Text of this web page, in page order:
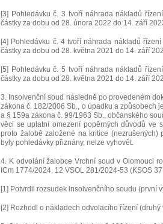
[3] Pohledávku č. 3 tvoří náhrada nákladů
částky za dobu od 28. února 2022 do 14. září
[4] Pohledávku č. 4 tvoří náhrada nákladů
částky za dobu od 28. května 2021 do 14. září
[5] Pohledávku č. 5 tvoří náhrada nákladů
částky za dobu od 28. května 2021 do 14. září
3. Insolvenční soud následně po provedeném
zákona č. 182/2006 Sb., o úpadku a způsobech
a § 159a zákona č. 99/1963 Sb., občanského
věci se uplatní omezení popěrných důvodů ve
proto žalobě založené na kritice (nezrušených)
byly pohledávky přiznány, nelze vyhovět.
4. K odvolání žalobce Vrchní soud v Olomouci
ICm 1774/2024, 12 VSOL 281/2024-53 (KSOS
[1] Potvrdil rozsudek insolvenčního soudu (první
[2] Rozhodl o nákladech odvolacího řízení (druhý